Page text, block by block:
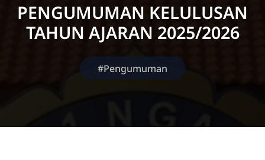
PENGUMUMAN KELULUSAN
TAHUN AJARAN 2025/2026
#Pengumuman